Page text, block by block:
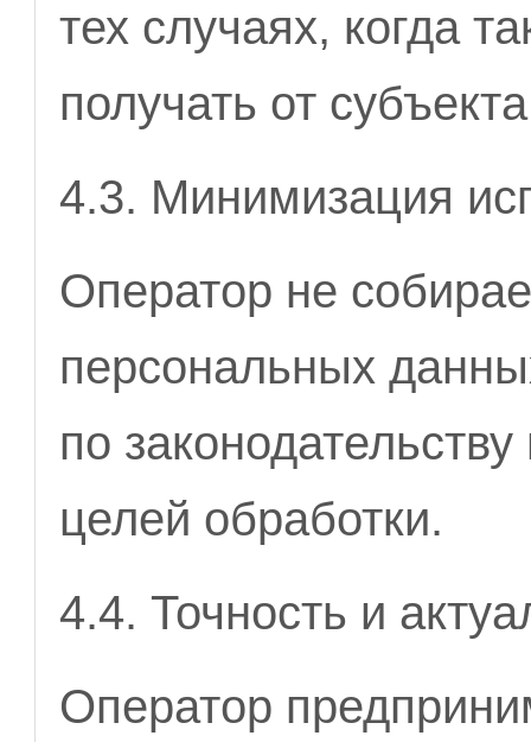
тех случаях, когда
получать от
4.3. Минимизация
Оператор не
персональных
по
целей обработки.
4.4. Точность и
Оператор